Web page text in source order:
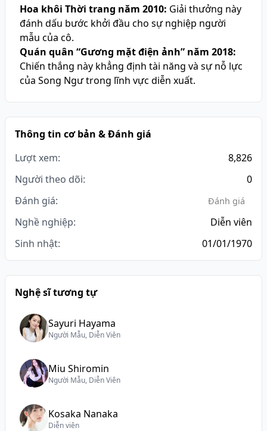
Hoa khôi Thời trang năm 2010: Giải thưởng này
đánh dấu bước khởi đầu cho sự nghiệp người
mẫu của cô.
Quán quân “Gương mặt điện ảnh” năm 2018:
Chiến thắng này khẳng định tài năng và sự nỗ lực
của Song Ngư trong lĩnh vực diễn xuất.
Thông tin cơ bản & Đánh giá
Lượt xem:
8,826
Người theo dõi:
0
Đánh giá:
Đánh giá
Nghề nghiệp:
Diễn viên
Sinh nhật:
01/01/1970
Nghệ sĩ tương tự
Sayuri Hayama
Người Mẫu, Diễn Viên
Miu Shiromin
Người Mẫu, Diễn Viên
Kosaka Nanaka
Diễn viên